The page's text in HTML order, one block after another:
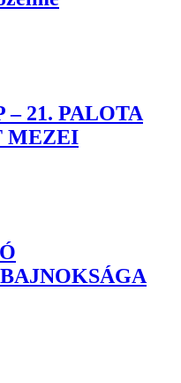
– 21. PALOTA
MEZEI